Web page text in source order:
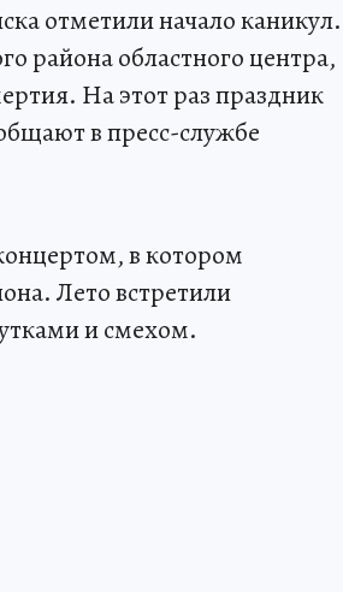
отметили начало каникул.
района областного центра,
На этот раз праздник
в пресс-службе
в котором
Лето встретили
и смехом.